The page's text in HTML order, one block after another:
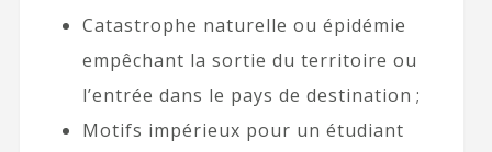
Catastrophe naturelle ou épidémie
empêchant la sortie du territoire ou
l’entrée dans le pays de destination ;
Motifs impérieux pour un étudiant